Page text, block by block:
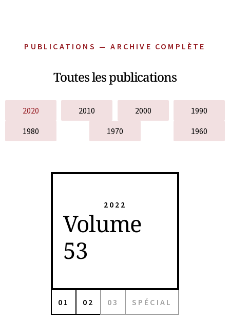
PUBLICATIONS — ARCHIVE COMPLÈTE
Toutes les publications
2020 2010 2000
1990
1980
1970 1960
2022
Volume
53
01 02 03 SPÉCIAL